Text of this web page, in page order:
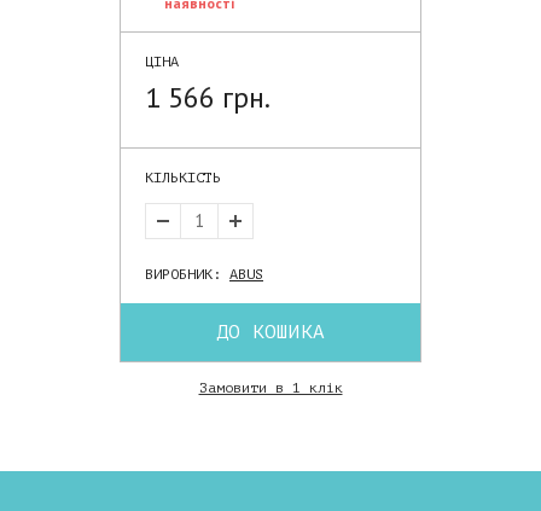
ЦІНА
1 566 грн.
КІЛЬКІСТЬ
ВИРОБНИК: ABUS
ДО КОШИКА
Замовити в 1 клік